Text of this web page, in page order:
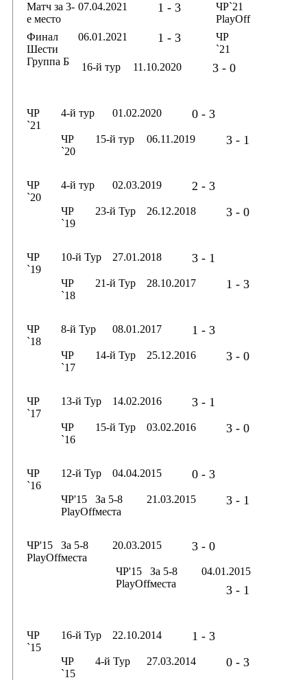
Матч за 3-
е место
07.04.2021 1 - 3
ЧР`21
PlayOff
Финал
Шести
Группа Б
06.01.2021 1 - 3
ЧР
`21
16-й тур
11.10.2020 3 - 0
ЧР
`21
4-й тур 01.02.2020 0 - 3
ЧР
`20
15-й тур 06.11.2019 3 - 1
ЧР
`20
4-й тур 02.03.2019 2 - 3
ЧР
`19
23-й Тур 26.12.2018 3 - 0
ЧР
`19
10-й Тур 27.01.2018 3 - 1
ЧР
`18
21-й Тур 28.10.2017 1 - 3
ЧР
`18
8-й Тур 08.01.2017 1 - 3
ЧР
`17
14-й Тур 25.12.2016 3 - 0
ЧР
`17
13-й Тур 14.02.2016 3 - 1
ЧР
`16
15-й Тур 03.02.2016 3 - 0
ЧР
`16
12-й Тур 04.04.2015 0 - 3
ЧР'15
PlayOff
За 5-8
места
21.03.2015 3 - 1
ЧР'15
PlayOff
За 5-8
места
20.03.2015 3 - 0
ЧР'15
PlayOff
За 5-8
места
04.01.2015
3 - 1
ЧР
`15
16-й Тур 22.10.2014 1 - 3
ЧР
`15
4-й Тур 27.03.2014 0 - 3